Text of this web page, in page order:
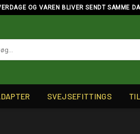
OG VAREN BLIVER SENDT SAMME
SVEJSEFITTINGS